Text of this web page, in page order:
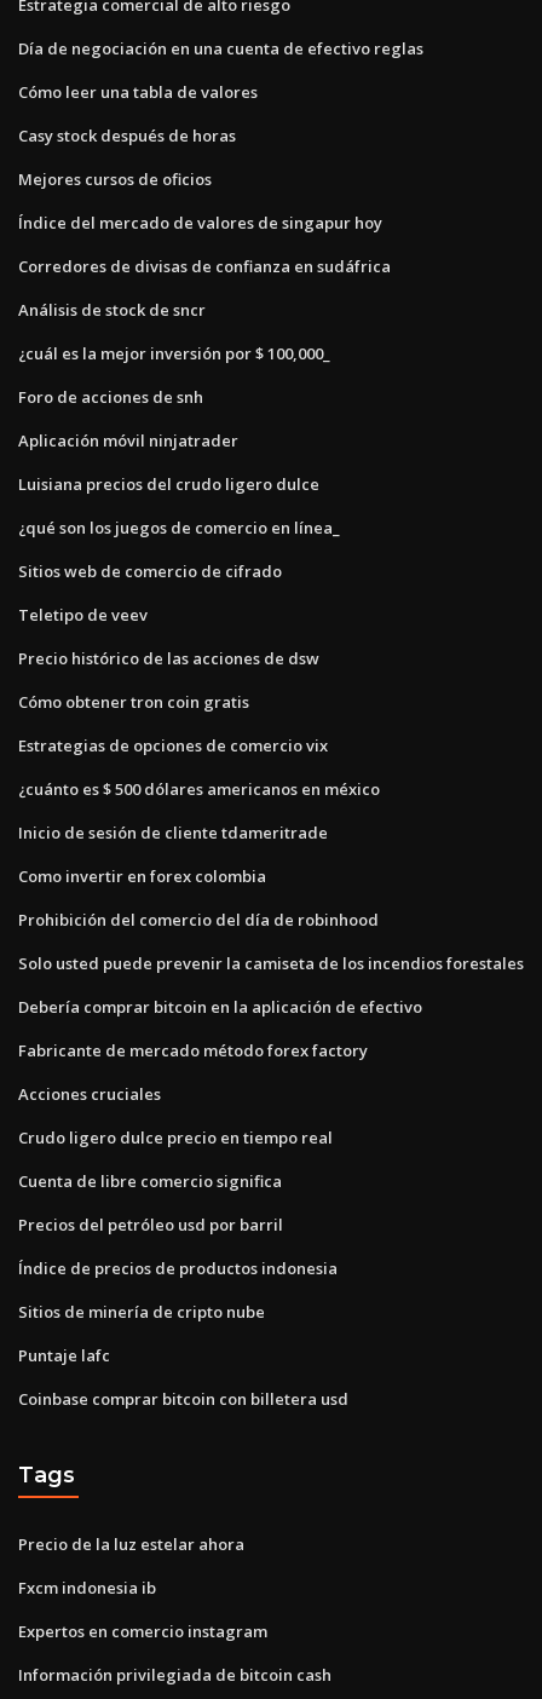
Estrategia comercial de alto riesgo
Día de negociación en una cuenta de efectivo reglas
Cómo leer una tabla de valores
Casy stock después de horas
Mejores cursos de oficios
Índice del mercado de valores de singapur hoy
Corredores de divisas de confianza en sudáfrica
Análisis de stock de sncr
¿cuál es la mejor inversión por $ 100,000_
Foro de acciones de snh
Aplicación móvil ninjatrader
Luisiana precios del crudo ligero dulce
¿qué son los juegos de comercio en línea_
Sitios web de comercio de cifrado
Teletipo de veev
Precio histórico de las acciones de dsw
Cómo obtener tron ​​coin gratis
Estrategias de opciones de comercio vix
¿cuánto es $ 500 dólares americanos en méxico
Inicio de sesión de cliente tdameritrade
Como invertir en forex colombia
Prohibición del comercio del día de robinhood
Solo usted puede prevenir la camiseta de los incendios forestales
Debería comprar bitcoin en la aplicación de efectivo
Fabricante de mercado método forex factory
Acciones cruciales
Crudo ligero dulce precio en tiempo real
Cuenta de libre comercio significa
Precios del petróleo usd por barril
Índice de precios de productos indonesia
Sitios de minería de cripto nube
Puntaje lafc
Coinbase comprar bitcoin con billetera usd
Tags
Precio de la luz estelar ahora
Fxcm indonesia ib
Expertos en comercio instagram
Información privilegiada de bitcoin cash